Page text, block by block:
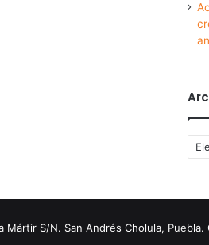
S/N. San Andrés Cholula,